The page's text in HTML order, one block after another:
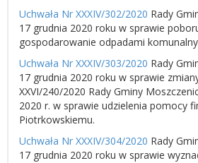
Uchwała Nr XXXIV/302/2020 Rady
17 grudnia 2020 roku w sprawie
gospodarowanie odpadami
Uchwała Nr XXXIV/303/2020 Rady
17 grudnia 2020 roku w sprawie
XXVI/240/2020 Rady Gminy
2020 r. w sprawie udzielenia pomocy
Piotrkowskiemu.
Uchwała Nr XXXIV/304/2020 Rady
17 grudnia 2020 roku w sprawie